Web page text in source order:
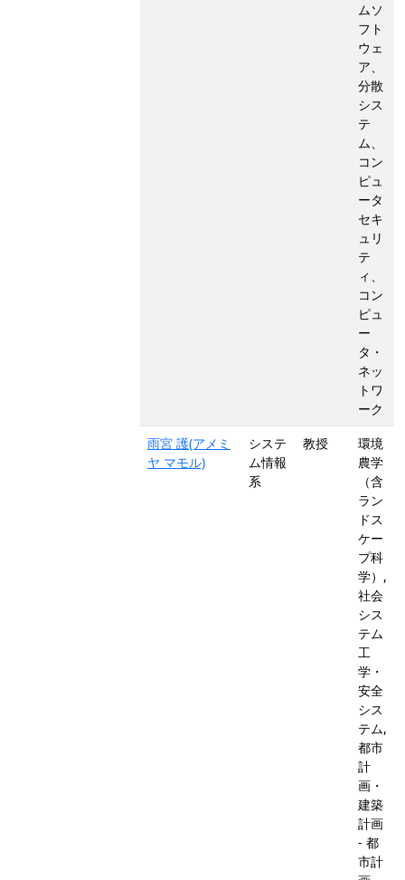
ムソ
フト
ウェ
ア、
分散
シス
テ
ム、
コン
ピュ
ータ
セキ
ュリ
テ
ィ、
コン
ピュ
ー
タ・
ネッ
トワ
ーク
雨宮 護(アメミ
ヤ マモル)
システ
ム情報
系
教授
環境
農学
（含
ラン
ドス
ケー
プ科
学）,
社会
シス
テム
工
学・
安全
シス
テム,
都市
計
画・
建築
計画
- 都
市計